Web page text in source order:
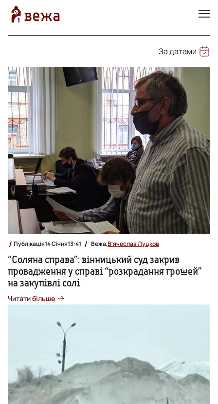
За датами
Публікація14 Січня13:41 Вежа,В'ячеслав Луцков
“Соляна справа”: вінницький суд закрив
провадження у справі “розкрадання грошей”
на закупівлі солі
Читати більше